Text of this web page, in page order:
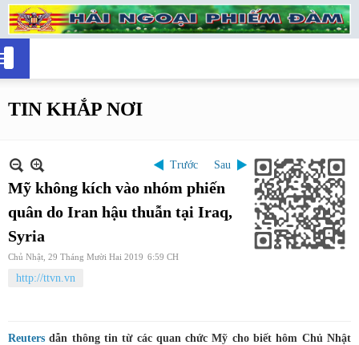
TIN KHẮP NƠI
Trước Sau
Mỹ không kích vào nhóm phiến
quân do Iran hậu thuẫn tại Iraq,
Syria
Chủ Nhật, 29 Tháng Mười Hai 2019 6:59 CH
http://ttvn.vn
Reuters dẫn thông tin từ các quan chức Mỹ cho biết hôm Chủ Nhật